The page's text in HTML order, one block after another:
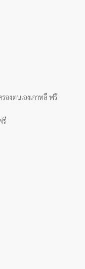
งตนเองเกาหลี ฟรี
รี